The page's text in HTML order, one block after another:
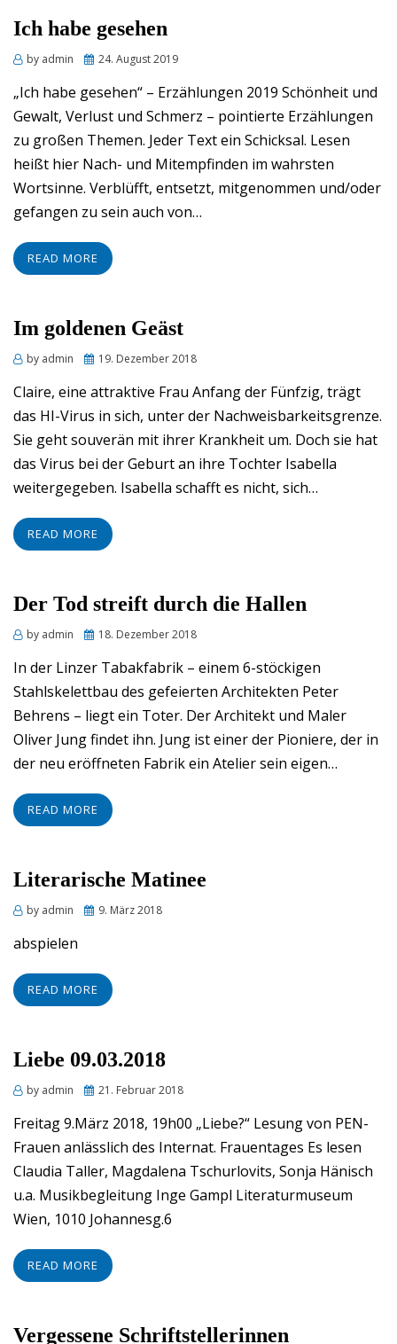
Ich habe gesehen
by admin
Posted
24. August 2019
„Ich habe gesehen“ – Erzählungen 2019 Schönheit und
Gewalt, Verlust und Schmerz – pointierte Erzählungen
zu großen Themen. Jeder Text ein Schicksal. Lesen
heißt hier Nach- und Mitempfinden im wahrsten
Wortsinne. Verblüfft, entsetzt, mitgenommen und/oder
gefangen zu sein auch von…
READ MORE
Im goldenen Geäst
by admin
Posted
19. Dezember 2018
Claire, eine attraktive Frau Anfang der Fünfzig, trägt
das HI-Virus in sich, unter der Nachweisbarkeitsgrenze.
Sie geht souverän mit ihrer Krankheit um. Doch sie hat
das Virus bei der Geburt an ihre Tochter Isabella
weitergegeben. Isabella schafft es nicht, sich…
READ MORE
Der Tod streift durch die Hallen
by admin
Posted
18. Dezember 2018
In der Linzer Tabakfabrik – einem 6-stöckigen
Stahlskelettbau des gefeierten Architekten Peter
Behrens – liegt ein Toter. Der Architekt und Maler
Oliver Jung findet ihn. Jung ist einer der Pioniere, der in
der neu eröffneten Fabrik ein Atelier sein eigen…
READ MORE
Literarische Matinee
by admin
Posted9. März 2018
abspielen
READ MORE
Liebe 09.03.2018
by admin
Posted
21. Februar 2018
Freitag 9.März 2018, 19h00 „Liebe?“ Lesung von PEN-
Frauen anlässlich des Internat. Frauentages Es lesen
Claudia Taller, Magdalena Tschurlovits, Sonja Hänisch
u.a. Musikbegleitung Inge Gampl Literaturmuseum
Wien, 1010 Johannesg.6
READ MORE
Vergessene Schriftstellerinnen